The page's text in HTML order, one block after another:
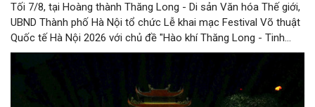
Tối 7/8, tại Hoàng thành Thăng Long - Di sản Văn hóa Thế giới,
UBND Thành phố Hà Nội tổ chức Lễ khai mạc Festival Võ thuật
Quốc tế Hà Nội 2026 với chủ đề "Hào khí Thăng Long - Tinh
hoa võ Việt". Lần đầu tiên được tổ chức, Festival đánh dấu
hóa - thể thao mang tầm quốc tế, góp phần tôn vinh truyền
thống thượng võ dân tộc, quảng bá hình ảnh Hà Nội và thúc đẩy